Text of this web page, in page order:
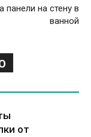
панели на стену в
ванной
от